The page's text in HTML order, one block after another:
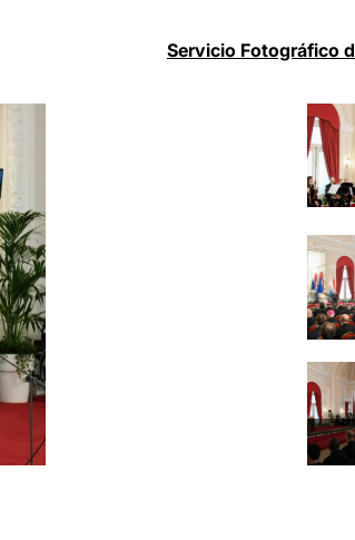
Servicio Fotográfico